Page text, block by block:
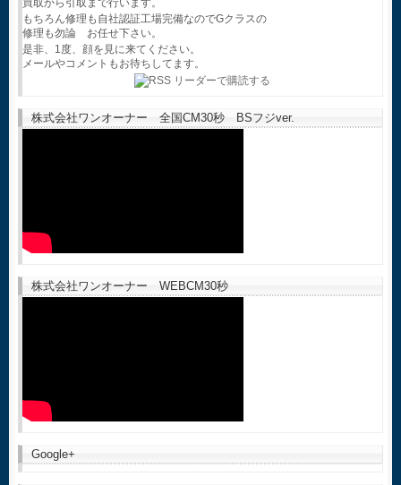
もちろん修理も自社認証工場完備なのでGクラスの
修理も勿論 お任せ下さい。
是非、1度、顔を見に来てください。
メールやコメントもお待ちしてます。
株式会社ワンオーナー 全国CM30秒 BSフジver.
株式会社ワンオーナー WEBCM30秒
Google+